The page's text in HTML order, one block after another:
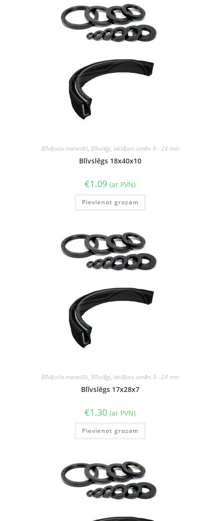
Blīvējošie materiāli, Blīvslēgi, Iekšējais izmērs 9 - 24 mm
Blīvslēgs 18x40x10
€1.09 (ar PVN)
Pievienot grozam
Blīvējošie materiāli, Blīvslēgi, Iekšējais izmērs 9 - 24 mm
Blīvslēgs 17x28x7
€1.30 (ar PVN)
Pievienot grozam